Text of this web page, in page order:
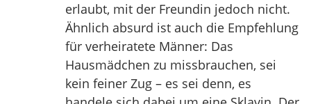
erlaubt, mit der Freundin jedoch nicht.
Ähnlich absurd ist auch die Empfehlung
für verheiratete Männer: Das
Hausmädchen zu missbrauchen, sei
kein feiner Zug – es sei denn, es